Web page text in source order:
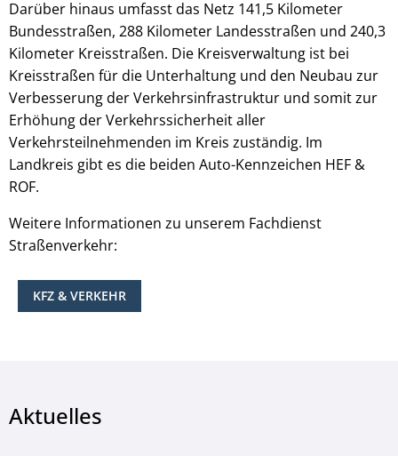
Darüber hinaus umfasst das Netz 141,5 Kilometer
Bundesstraßen, 288 Kilometer Landesstraßen und 240,3
Kilometer Kreisstraßen. Die Kreisverwaltung ist bei
Kreisstraßen für die Unterhaltung und den Neubau zur
Verbesserung der Verkehrsinfrastruktur und somit zur
Erhöhung der Verkehrssicherheit aller
Verkehrsteilnehmenden im Kreis zuständig. Im
Landkreis gibt es die beiden Auto-Kennzeichen HEF &
ROF.
Weitere Informationen zu unserem Fachdienst
Straßenverkehr:
KFZ & VERKEHR
Aktuelles